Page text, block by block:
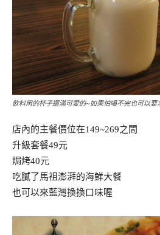
飲料用的杯子還滿可愛的~如果怕喝不完也可以要
店內的主餐價位在149~269之間
升級套餐49元
焗烤40元
吃膩了馬祖澎湃的海鮮大餐
也可以來藍灣換換口味喔